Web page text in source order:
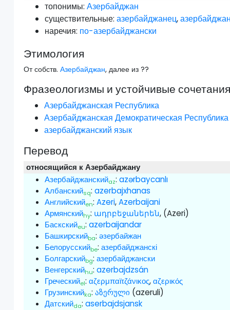
топонимы: Азербайджан
существительные: азербайджанец,
наречия: по-азербайджански
Этимология
От собств.Азербайджан, далее из ??
Фразеологизмы и устойчивые
Азербайджанская Республика
Азербайджанская Демократическая Республика
азербайджанский язык
Перевод
относящийся к Азербайджану
Азербайджанскийaz:azərbaycanlı
Албанскийsq:azerbajxhanas
Английскийen:Azeri,Azerbaijani
Армянскийhy: ադրբեջաներեն, (Azeri)
Баскскийeu:azerbaijandar
Башкирскийba:әзербайжан
Белорусскийbe:азербайджанскі
Болгарскийbg:азербайджански
Венгерскийhu:azerbajdzsán
Греческийel:αζερμπαϊτζάνικος,αζερικός
Грузинскийka:აზერული (azeruli)
Датскийda:aserbajdsjansk